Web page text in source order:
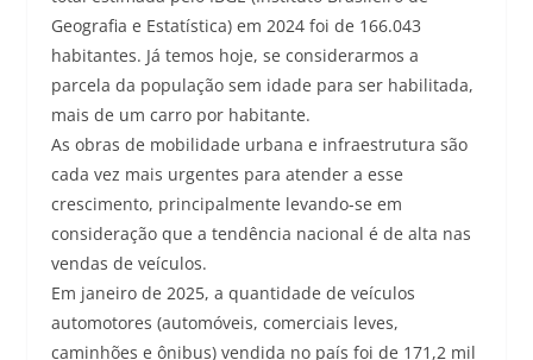
Geografia e Estatística) em 2024 foi de 166.043
habitantes. Já temos hoje, se considerarmos a
parcela da população sem idade para ser habilitada,
mais de um carro por habitante.
As obras de mobilidade urbana e infraestrutura são
cada vez mais urgentes para atender a esse
crescimento, principalmente levando-se em
consideração que a tendência nacional é de alta nas
vendas de veículos.
Em janeiro de 2025, a quantidade de veículos
automotores (automóveis, comerciais leves,
caminhões e ônibus) vendida no país foi de 171,2 mil